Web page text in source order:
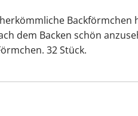
dem Backen schön
32 Stück.